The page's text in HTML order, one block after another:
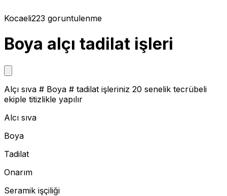
Kocaeli223 goruntulenme
Boya alçı tadilat işleri
Alçı sıva # Boya # tadilat işleriniz 20 senelik tecrübeli
ekiple titizlikle yapılır
Alcı sıva
Boya
Tadilat
Onarım
Seramik işçiliği